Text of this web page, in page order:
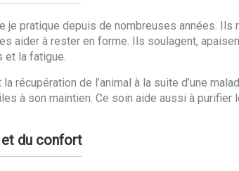
pratique depuis de nombreuses années.
aider à rester en forme. Ils soulagent,
et la fatigue.
de l’animal à la suite d’une
à son maintien. Ce soin aide aussi à purifier
et du confort